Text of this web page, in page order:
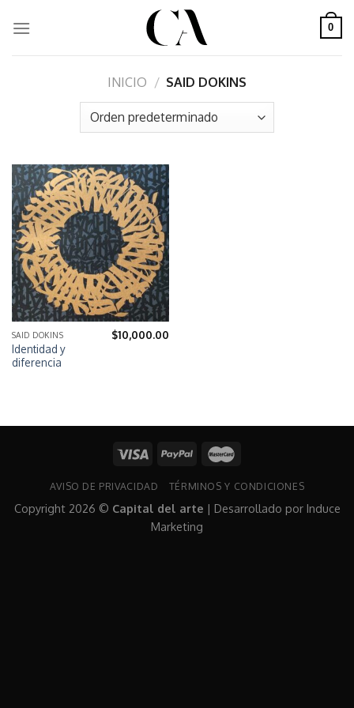
0
INICIO / SAID DOKINS
SAID DOKINS
Identidad y
diferencia
$10,000.00
AVISO DE PRIVACIDAD TÉRMINOS Y CONDICIONES
Copyright 2026 © Capital del arte | Desarrollado por Induce
Marketing